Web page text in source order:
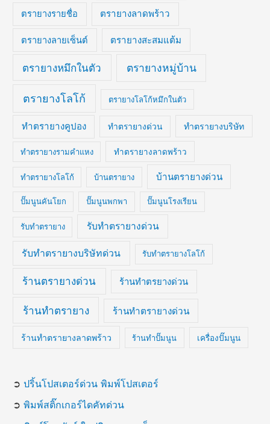
ตรายางรายชื่อ ตรายางลาดพร้าว
ตรายางลายเซ็นต์ ตรายางสะสมแต้ม
ตรายางหมึกในตัว ตรายางหมู่บ้าน
ตรายางโลโก้ ตรายางโลโก้หมึกในตัว
ทำตรายางคูปอง ทำตรายางด่วน ทำตรายางบริษัท
ทำตรายางรามคำแหง ทำตรายางลาดพร้าว
ทำตรายางโลโก้ บ้านตรายาง บ้านตรายางด่วน
ปั๊มนูนคันโยก ปั๊มนูนพกพา ปั๊มนูนโรงเรียน
รับทำตรายาง รับทำตรายางด่วน
รับทำตรายางบริษัทด่วน รับทำตรายางโลโก้
ร้านตรายางด่วน ร้านทำตรยางด่วน
ร้านทำตรายาง ร้านทำตรายางด่วน
ร้านทำตรายางลาดพร้าว ร้านทำปั๊มนูน เครื่องปั๊มนูน
➲ปริ้นโปสเตอร์ด่วน พิมพ์โปสเตอร์
➲พิมพ์สติ๊กเกอร์ไดคัทด่วน